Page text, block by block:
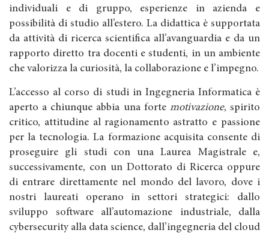
individuali e di gruppo, esperienze in azienda e
possibilità di studio all’estero. La didattica è supportata
da attività di ricerca scientifica all’avanguardia e da un
rapporto diretto tra docenti e studenti, in un ambiente
che valorizza la curiosità, la collaborazione e l’impegno.
L’accesso al corso di studi in Ingegneria Informatica è
aperto a chiunque abbia una forte motivazione, spirito
critico, attitudine al ragionamento astratto e passione
per la tecnologia. La formazione acquisita consente di
proseguire gli studi con una Laurea Magistrale e,
successivamente, con un Dottorato di Ricerca oppure
di entrare direttamente nel mondo del lavoro, dove i
nostri laureati operano in settori strategici: dallo
sviluppo software all’automazione industriale, dalla
cybersecurity alla data science, dall’ingegneria del cloud